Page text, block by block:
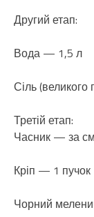
Другий етап:
Вода — 1,5 л
Сіль
Третій етап:
Часник — за
Кріп — 1 пучок
Чорний